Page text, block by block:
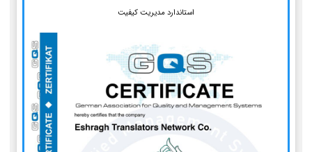
استاندارد مدیریت کیفیت